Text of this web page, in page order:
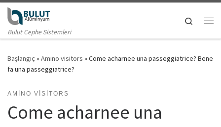
Skip to content
Bulut Cephe Sistemleri
Search
Başlangıç »Amino visitors »Come acharnee una passeggiatrice? Bene
fa una passeggiatrice?
AMINO VISITORS
Come acharnee una